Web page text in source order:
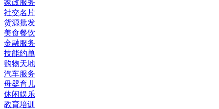
家政服务
社交名片
货源批发
美食餐饮
金融服务
技能约单
购物天地
汽车服务
母婴育儿
休闲娱乐
教育培训